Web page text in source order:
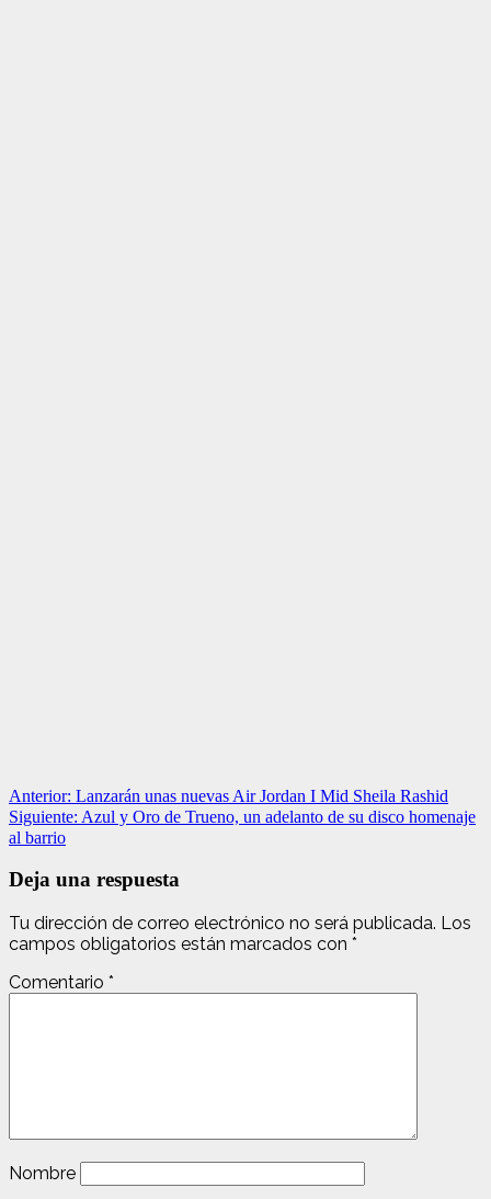
Navegación
de
Anterior: Lanzarán unas nuevas Air Jordan I Mid Sheila Rashid
Siguiente: Azul y Oro de Trueno, un adelanto de su disco homenaje
al barrio
Deja una respuesta
Tu dirección de correo electrónico no será publicada. Los
campos obligatorios están marcados con *
Comentario *
Nombre